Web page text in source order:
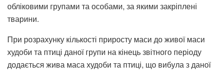
обліковими групами та особами, за якими закріплені
тварини.
При розрахунку кількості приросту маси до живої маси
худоби та птиці даної групи на кінець звітного періоду
додається жива маса худоби та птиці, що вибула з даної